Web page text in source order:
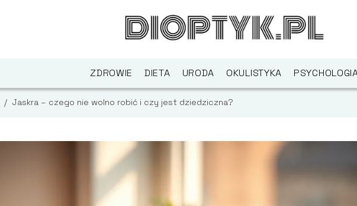
ZDROWIE DIETA URODA OKULISTYKA
/ Jaskra – czego nie wolno robić i czy jest dziedziczna?